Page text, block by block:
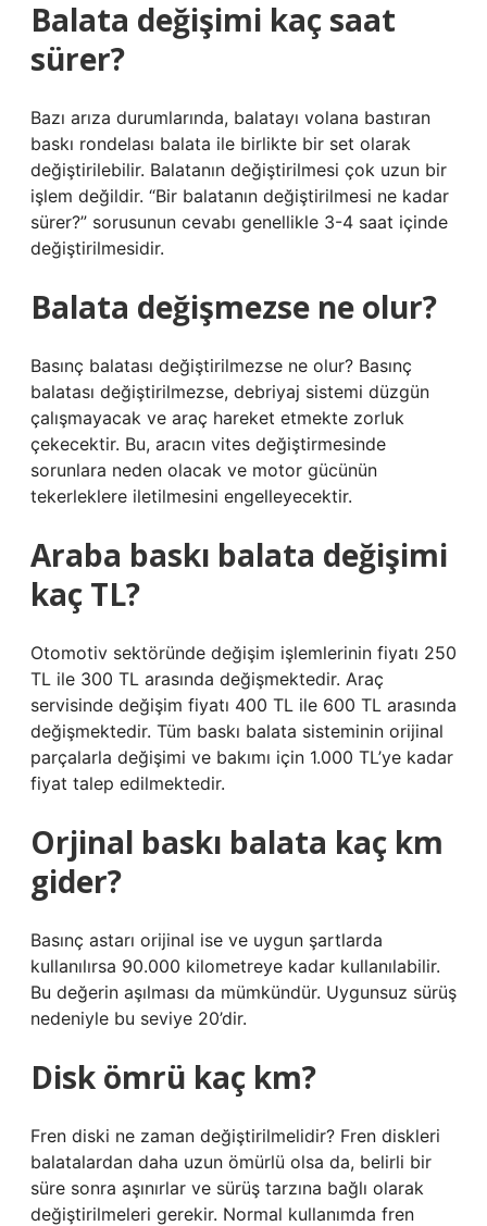
Balata değişimi kaç saat
sürer?
Bazı arıza durumlarında, balatayı volana bastıran
baskı rondelası balata ile birlikte bir set olarak
değiştirilebilir. Balatanın değiştirilmesi çok uzun bir
işlem değildir. “Bir balatanın değiştirilmesi ne kadar
sürer?” sorusunun cevabı genellikle 3-4 saat içinde
değiştirilmesidir.
Balata değişmezse ne olur?
Basınç balatası değiştirilmezse ne olur? Basınç
balatası değiştirilmezse, debriyaj sistemi düzgün
çalışmayacak ve araç hareket etmekte zorluk
çekecektir. Bu, aracın vites değiştirmesinde
sorunlara neden olacak ve motor gücünün
tekerleklere iletilmesini engelleyecektir.
Araba baskı balata değişimi
kaç TL?
Otomotiv sektöründe değişim işlemlerinin fiyatı 250
TL ile 300 TL arasında değişmektedir. Araç
servisinde değişim fiyatı 400 TL ile 600 TL arasında
değişmektedir. Tüm baskı balata sisteminin orijinal
parçalarla değişimi ve bakımı için 1.000 TL’ye kadar
fiyat talep edilmektedir.
Orjinal baskı balata kaç km
gider?
Basınç astarı orijinal ise ve uygun şartlarda
kullanılırsa 90.000 kilometreye kadar kullanılabilir.
Bu değerin aşılması da mümkündür. Uygunsuz sürüş
nedeniyle bu seviye 20’dir.
Disk ömrü kaç km?
Fren diski ne zaman değiştirilmelidir? Fren diskleri
balatalardan daha uzun ömürlü olsa da, belirli bir
süre sonra aşınırlar ve sürüş tarzına bağlı olarak
değiştirilmeleri gerekir. Normal kullanımda fren